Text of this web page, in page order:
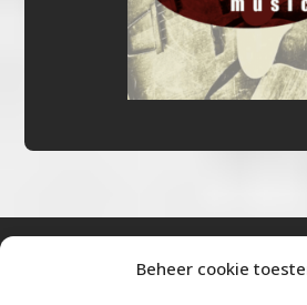
Beheer cookie